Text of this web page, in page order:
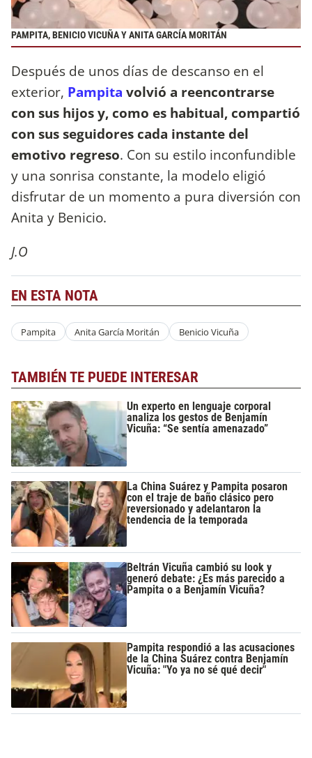
PAMPITA, BENICIO VICUÑA Y ANITA GARCÍA MORITÁN
Después de unos días de descanso en el
exterior, Pampita volvió a reencontrarse
con sus hijos y, como es habitual, compartió
con sus seguidores cada instante del
emotivo regreso. Con su estilo inconfundible
y una sonrisa constante, la modelo eligió
disfrutar de un momento a pura diversión con
Anita y Benicio.
J.O
EN ESTA NOTA
Pampita Anita García Moritán Benicio Vicuña
TAMBIÉN TE PUEDE INTERESAR
Un experto en lenguaje corporal
analiza los gestos de Benjamín
Vicuña: “Se sentía amenazado”
La China Suárez y Pampita posaron
con el traje de baño clásico pero
reversionado y adelantaron la
tendencia de la temporada
Beltrán Vicuña cambió su look y
generó debate: ¿Es más parecido a
Pampita o a Benjamín Vicuña?
Pampita respondió a las acusaciones
de la China Suárez contra Benjamín
Vicuña: "Yo ya no sé qué decir"